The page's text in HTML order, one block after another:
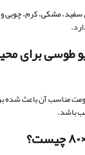
مشکی، کرم، چوبی
طوسی برای
مناسب آن باعث شده
باشد.